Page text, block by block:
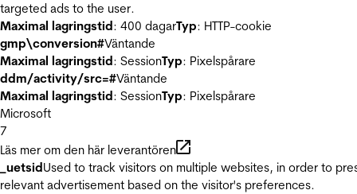
targeted ads to the user.
Maximal lagringstid: 400 dagarTyp: HTTP-cookie
gmp\conversion#Väntande
Maximal lagringstid: SessionTyp: Pixelspårare
ddm/activity/src=#Väntande
Maximal lagringstid: SessionTyp: Pixelspårare
Microsoft
7
Läs mer om den här leverantören
_uetsidUsed to track visitors on multiple websites, in order to
relevant advertisement based on the visitor's preferences.